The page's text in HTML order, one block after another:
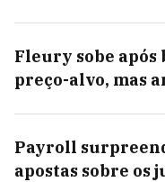
Fleury sobe após
preço-alvo, mas
Payroll
apostas sobre os